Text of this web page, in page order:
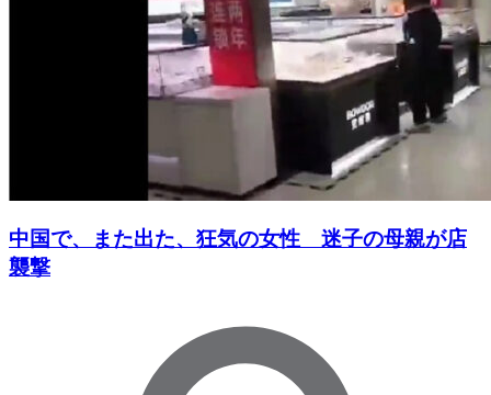
中国で、また出た、狂気の女性 迷子の母親が店
襲撃